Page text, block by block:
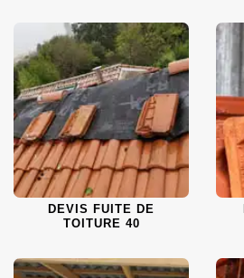
DEVIS FUITE DE
TOITURE 40